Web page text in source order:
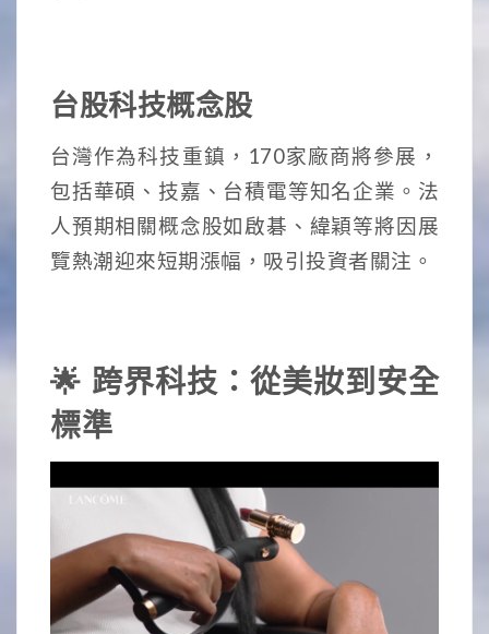
台股科技概念股
台灣作為科技重鎮，170家廠商將參展，
包括華碩、技嘉、台積電等知名企業。法
人預期相關概念股如啟碁、緯穎等將因展
覽熱潮迎來短期漲幅，吸引投資者關注。
🌟 跨界科技：從美妝到安全
標準